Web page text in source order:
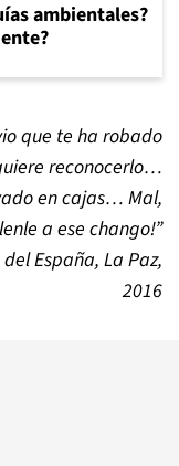
ambientales?
que te ha robado
reconocerlo…
en cajas… Mal,
a ese chango!”
España, La Paz,
2016